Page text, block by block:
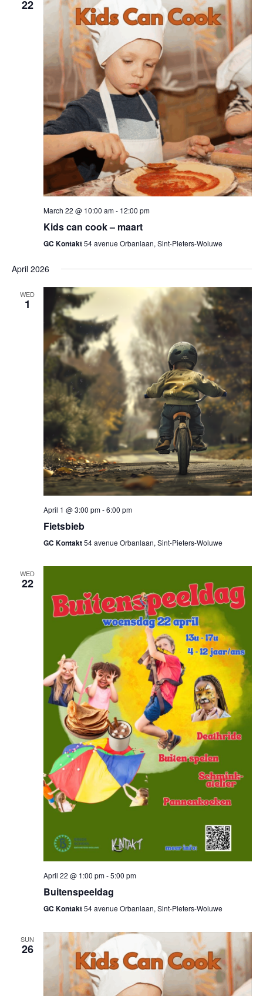
22
March 22 @ 10:00 am- 12:00 pm
Kids can cook – maart
GC Kontakt54 avenue Orbanlaan, Sint-Pieters-Woluwe
April 2026
WED
1
April 1 @ 3:00 pm-6:00 pm
Fietsbieb
GC Kontakt54 avenue Orbanlaan, Sint-Pieters-Woluwe
WED
22
April 22 @ 1:00 pm-5:00 pm
Buitenspeeldag
GC Kontakt54 avenue Orbanlaan, Sint-Pieters-Woluwe
SUN
26